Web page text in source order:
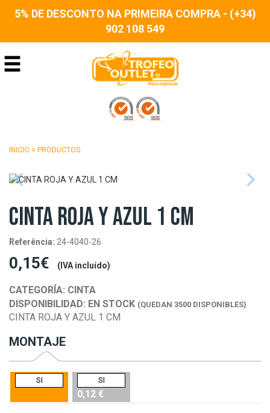
5% DE DESCONTO NA PRIMEIRA COMPRA - (+34)
902 108 549
INICIO > PRODUCTOS
CINTA ROJA Y AZUL 1 CM
Referência: 24-4040-26
0,15€ (IVA incluído)
CATEGORÍA: CINTA
DISPONIBILIDAD: EN STOCK (QUEDAN 3500 DISPONIBLES)
CINTA ROJA Y AZUL 1 CM
MONTAJE
SI SI
0,12 €